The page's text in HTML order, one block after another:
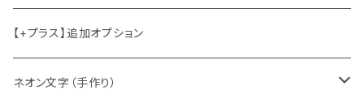
2PM
ATEEZ
2PM
ASTRO
中国語
【+プラス】追加オプション
ネオン文字（手作り）